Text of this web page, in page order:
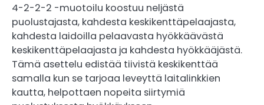
4-2-2-2 -muotoilu koostuu neljästä
puolustajasta, kahdesta keskikenttäpelaajasta,
kahdesta laidoilla pelaavasta hyökkäävästä
keskikenttäpelaajasta ja kahdesta hyökkääjästä.
Tämä asettelu edistää tiivistä keskikenttää
samalla kun se tarjoaa leveyttä laitalinkkien
kautta, helpottaen nopeita siirtymiä